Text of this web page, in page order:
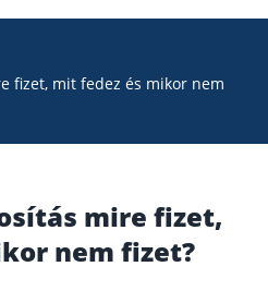
fizet, mit fedez és mikor nem
mire fizet,
nem fizet?